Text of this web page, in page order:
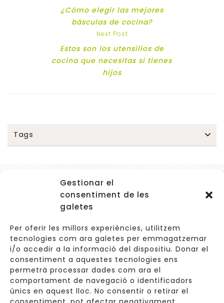
Gestionar el
consentiment de les
galetes
Per oferir les millors experiències, utilitzem
tecnologies com ara galetes per emmagatzemar
i/o accedir a la informació del dispositiu. Donar el
consentiment a aquestes tecnologies ens
permetrà processar dades com ara el
comportament de navegació o identificadors
únics en aquest lloc. No consentir o retirar el
¿Cómo elegir las mejores
básculas de cocina?
Next Post
Estos son los utensilios de
cocina que necesitas si tienes
hijos
Tags
Carrer de Valldoreix 45, 08172 Sant Cugat del Vallès
933 157 807 | 691967537